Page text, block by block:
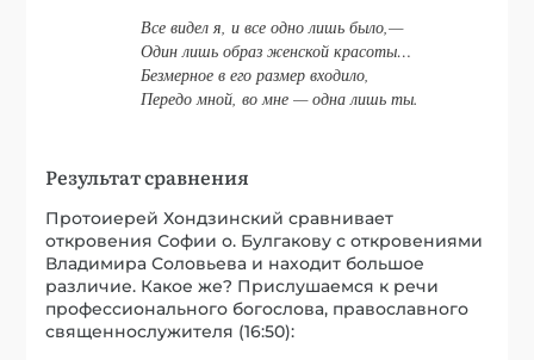
Все видел я, и все одно лишь было,—
Один лишь образ женской красоты…
Безмерное в его размер входило,
Передо мной, во мне — одна лишь ты.
Результат сравнения
Протоиерей Хондзинский сравнивает
откровения Софии о. Булгакову с откровениями
Владимира Соловьева и находит большое
различие. Какое же? Прислушаемся к речи
профессионального богослова, православного
священнослужителя (16:50):